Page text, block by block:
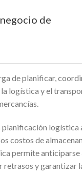
de
de planificar,
logística y el
logística
costos de
permite anticiparse
y garantizar